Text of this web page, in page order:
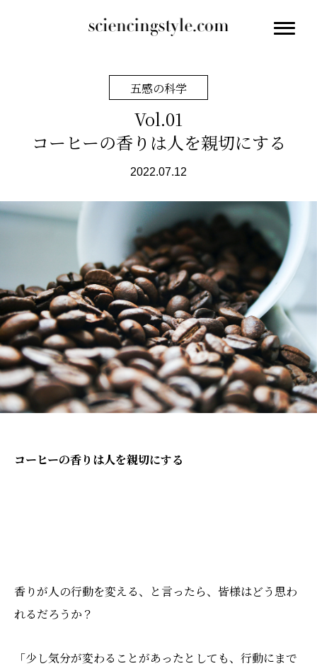
五感の科学
Vol.01
コーヒーの香りは人を親切にする
2022.07.12
コーヒーの香りは人を親切にする
香りが人の行動を変える、と言ったら、皆様はどう思わ
れるだろうか？
「少し気分が変わることがあったとしても、行動にまで